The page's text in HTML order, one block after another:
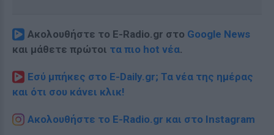
Ακολουθήστε το E-Radio.gr στο Google News
και μάθετε πρώτοι τα πιο hot νέα.
Εσύ μπήκες στο E-Daily.gr; Τα νέα της ημέρας
και ότι σου κάνει κλικ!
Ακολουθήστε το E-Radio.gr και στο Instagram